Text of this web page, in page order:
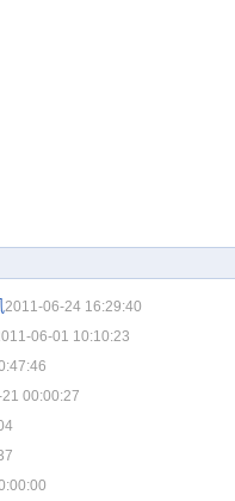
2011-06-24 16:29:40
06-01 10:10:23
00:00:27